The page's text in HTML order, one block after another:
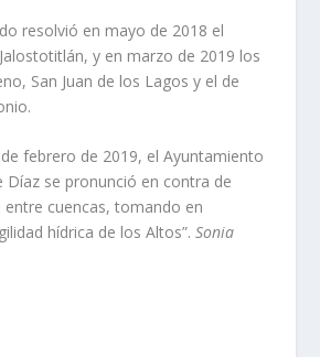
resolvió en mayo de 2018 el
y en marzo de 2019 los
San Juan de los Lagos y el de
febrero de 2019, el Ayuntamiento
Díaz se pronunció en contra de
entre cuencas, tomando en
hídrica de los Altos”.Sonia